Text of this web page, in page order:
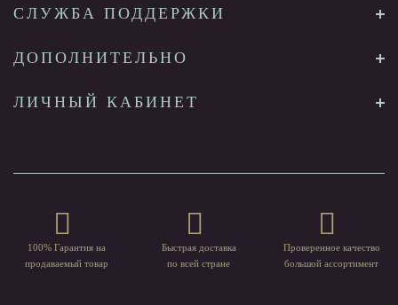
СЛУЖБА ПОДДЕРЖКИ
ДОПОЛНИТЕЛЬНО
ЛИЧНЫЙ КАБИНЕТ
100% Гарантия на
продаваемый товар
Быстрая доставка
по всей стране
Проверенное качество
большой ассортимент